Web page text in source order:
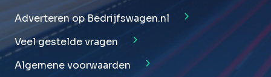
Adverteren op Bedrijfswagen.nl
Veel gestelde vragen
Algemene voorwaarden